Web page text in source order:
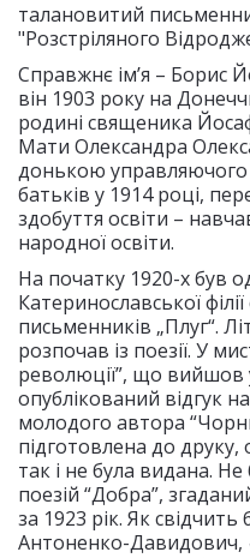
талановитий
"Розстріляного
Справжнє ім’я – Борис
він 1903 року на
родині священика
Мати Олександра
донькою управляючого
батьків у 1914 році,
здобуття освіти –
народної освіти.
На початку 1920-х був
Катеринославської
письменників „Плуг“.
розпочав із поезії. У
революції”, що вийшов
опублікований відгук
молодого автора
підготовлена до
так і не була видана.
поезій “Добра”,
за 1923 рік. Як
Антоненко-Давидович,